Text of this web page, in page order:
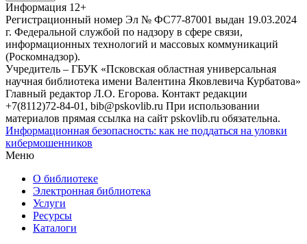
Информация 12+
Регистрационный номер Эл № ФС77-87001 выдан 19.03.2024
г. Федеральной службой по надзору в сфере связи,
информационных технологий и массовых коммуникаций
(Роскомнадзор).
Учредитель – ГБУК «Псковская областная универсальная
научная библиотека имени Валентина Яковлевича Курбатова»
Главный редактор Л.О. Егорова. Контакт редакции
+7(8112)72-84-01, bib@pskovlib.ru При использовании
материалов прямая ссылка на сайт pskovlib.ru обязательна.
Информационная безопасность: как не поддаться на уловки
кибермошенников
Меню
О библиотеке
Электронная библиотека
Услуги
Ресурсы
Каталоги